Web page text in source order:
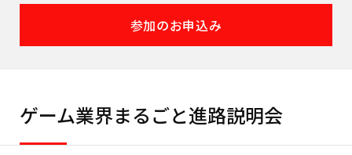
参加のお申込み
ゲーム業界まるごと進路説明会